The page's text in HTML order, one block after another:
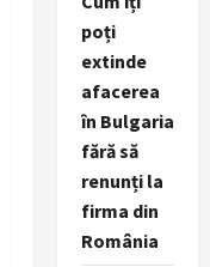
poți
extinde
afacerea
în Bulgaria
fără să
renunți la
firma din
România